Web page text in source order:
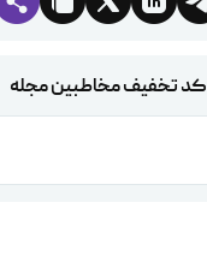
کد تخفیف مخاطبین مجله